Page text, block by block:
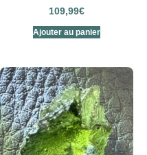
109,99€
Ajouter au panier